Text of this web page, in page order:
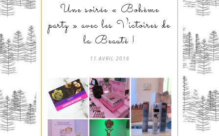
Une soirée « Bohème
party » avec les Victoires de
la Beauté !
11 AVRIL 2016